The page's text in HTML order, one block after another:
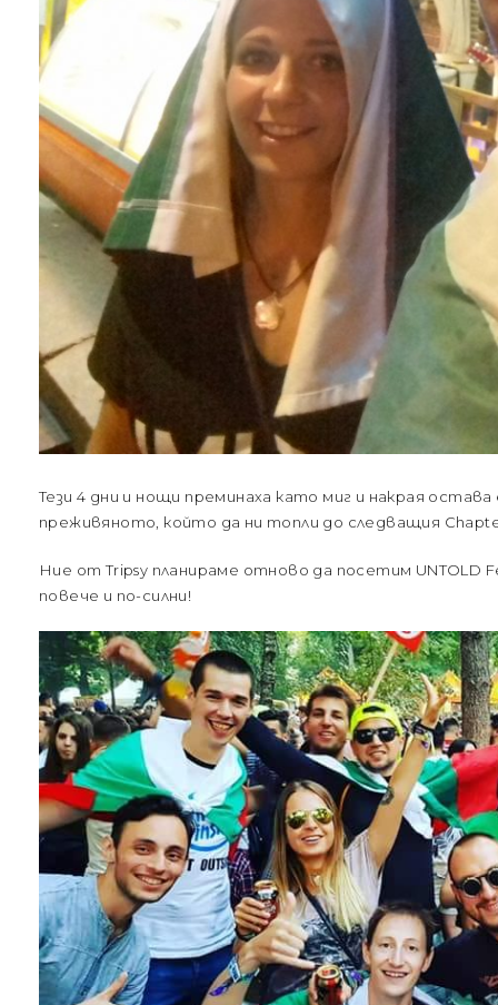
Тези 4 дни и нощи преминаха като миг и накрая
преживяното, който да ни топли до следващия
Ние от Tripsy планираме отново да посетим UNTOLD
повече и по-силни!